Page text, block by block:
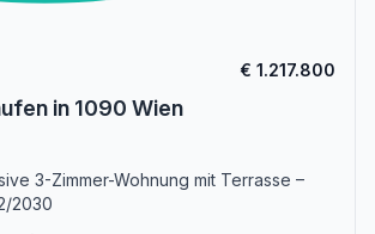
€ 1.217.800
in 1090 Wien
3-Zimmer-Wohnung mit Terrasse –
2030